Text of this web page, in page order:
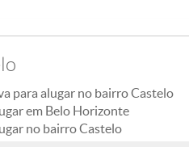
para alugar no bairro Castelo
em Belo Horizonte
no bairro Castelo